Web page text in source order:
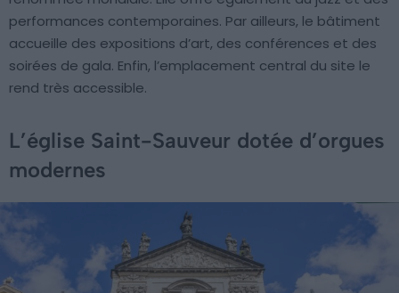
performances contemporaines. Par ailleurs, le bâtiment
accueille des expositions d’art, des conférences et des
soirées de gala. Enfin, l’emplacement central du site le
rend très accessible.
L’église Saint-Sauveur dotée d’orgues
modernes